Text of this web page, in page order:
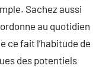
Sachez aussi
au quotidien
ce fait l’habitude de
des potentiels